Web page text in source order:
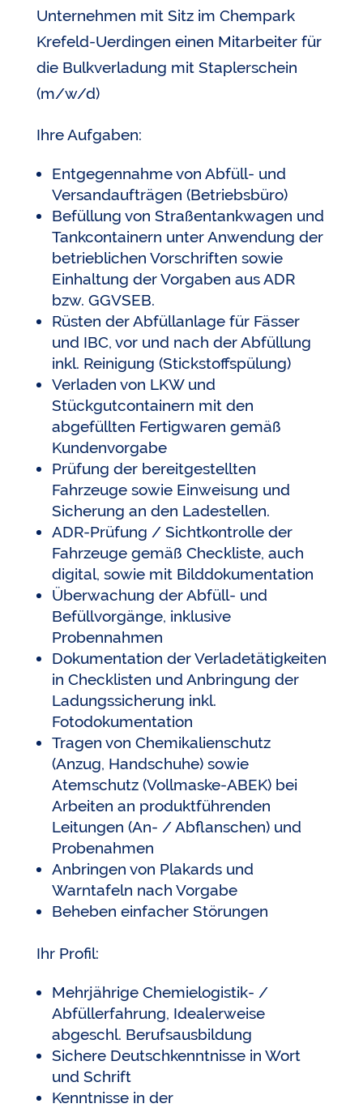
Unternehmen mit Sitz im Chempark
Krefeld-Uerdingen einen Mitarbeiter für
die Bulkverladung mit Staplerschein
(m/w/d)
Ihre Aufgaben:
Entgegennahme von Abfüll- und
Versandaufträgen (Betriebsbüro)
Befüllung von Straßentankwagen und
Tankcontainern unter Anwendung der
betrieblichen Vorschriften sowie
Einhaltung der Vorgaben aus ADR
bzw. GGVSEB.
Rüsten der Abfüllanlage für Fässer
und IBC, vor und nach der Abfüllung
inkl. Reinigung (Stickstoffspülung)
Verladen von LKW und
Stückgutcontainern mit den
abgefüllten Fertigwaren gemäß
Kundenvorgabe
Prüfung der bereitgestellten
Fahrzeuge sowie Einweisung und
Sicherung an den Ladestellen.
ADR-Prüfung / Sichtkontrolle der
Fahrzeuge gemäß Checkliste, auch
digital, sowie mit Bilddokumentation
Überwachung der Abfüll- und
Befüllvorgänge, inklusive
Probennahmen
Dokumentation der Verladetätigkeiten
in Checklisten und Anbringung der
Ladungssicherung inkl.
Fotodokumentation
Tragen von Chemikalienschutz
(Anzug, Handschuhe) sowie
Atemschutz (Vollmaske-ABEK) bei
Arbeiten an produktführenden
Leitungen (An- / Abflanschen) und
Probenahmen
Anbringen von Plakards und
Warntafeln nach Vorgabe
Beheben einfacher Störungen
Ihr Profil:
Mehrjährige Chemielogistik- /
Abfüllerfahrung, Idealerweise
abgeschl. Berufsausbildung
Sichere Deutschkenntnisse in Wort
und Schrift
Kenntnisse in der